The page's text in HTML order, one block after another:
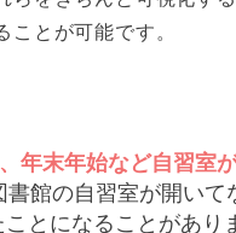
とが可能です。
年末年始など自習室
館の自習室が開いて
とになることがあり